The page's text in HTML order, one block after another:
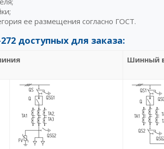
ее размещения согласно ГОСТ.
доступных для заказа:
Шинный